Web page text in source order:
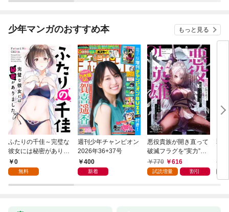
少年マンガのおすすめ本 もっと見る
ふたりの千佳～完璧な
彼女には秘密がありま
した(1)
0
無料
週刊少年チャンピオン
2026年36+37号
400
新着
悪役貴族が開き直って
破滅フラグを“実力”で
叩き折っていたら、い
つの間にかヒロイン達
770 616
試読増量 割引
弱